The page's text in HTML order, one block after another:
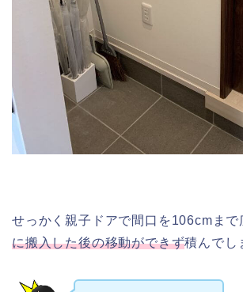
せっかく親子ドアで間口を106cmまで
に搬入した後の移動ができず積んでし